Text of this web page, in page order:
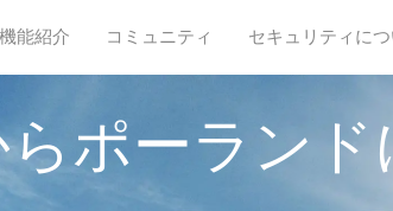
機能紹介 コミュニティ セキュリティに
ポーラン